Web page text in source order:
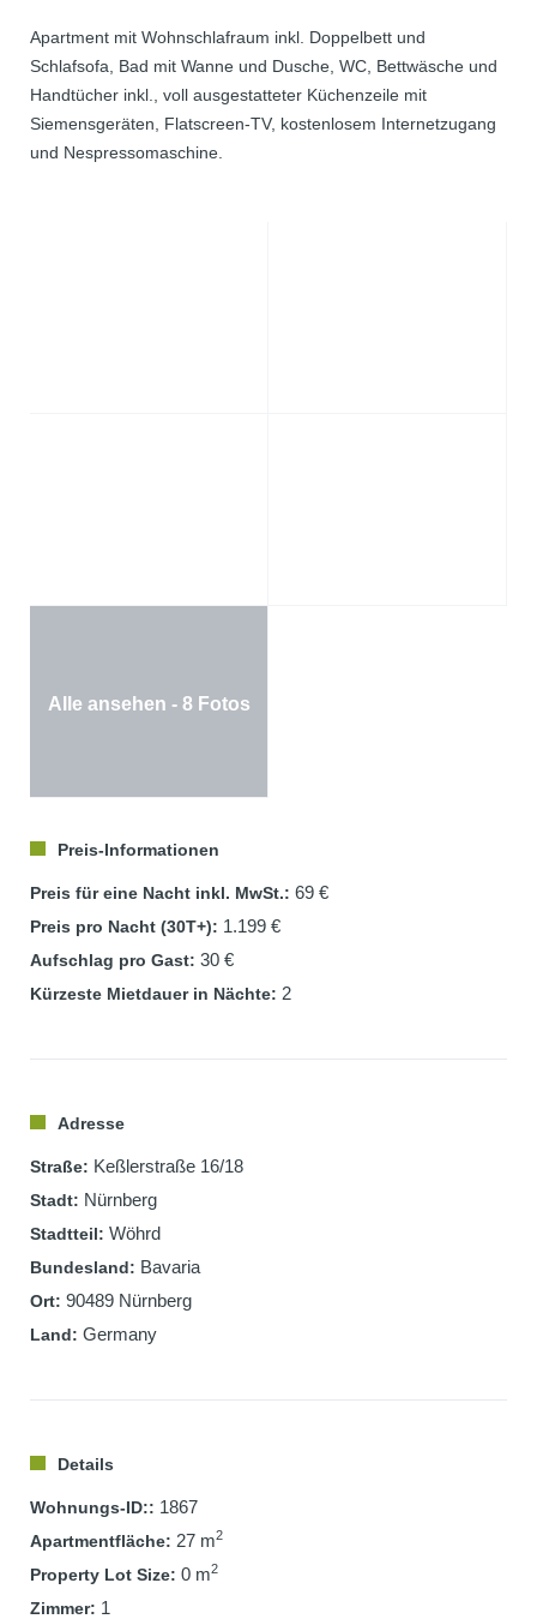
Apartment mit Wohnschlafraum inkl. Doppelbett und
Schlafsofa, Bad mit Wanne und Dusche, WC, Bettwäsche und
Handtücher inkl., voll ausgestatteter Küchenzeile mit
Siemensgeräten, Flatscreen-TV, kostenlosem Internetzugang
und Nespressomaschine.
Alle ansehen - 8 Fotos
Preis-Informationen
Preis für eine Nacht inkl. MwSt.: 69 €
Preis pro Nacht (30T+): 1.199 €
Aufschlag pro Gast: 30 €
Kürzeste Mietdauer in Nächte: 2
Adresse
Straße: Keßlerstraße 16/18
Stadt: Nürnberg
Stadtteil: Wöhrd
Bundesland: Bavaria
Ort: 90489 Nürnberg
Land: Germany
Details
Wohnungs-ID:: 1867
Apartmentfläche: 27 m2
Property Lot Size: 0 m2
Zimmer: 1